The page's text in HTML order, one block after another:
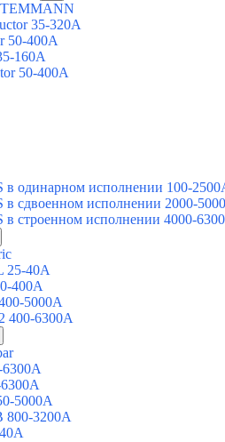
35-320A
50-400A
160A
50-400A
в одинарном исполнении 100-
в сдвоенном исполнении 2000-
в строенном исполнении 4000-
25-40А
400А
5000А
400-6300А
6300A
5000A
800-3200A